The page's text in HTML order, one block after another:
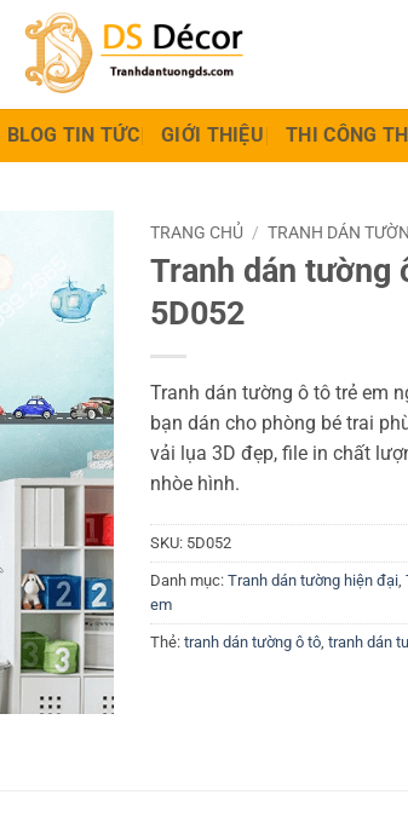
BLOG TIN TỨC GIỚI THIỆU THI CÔNG
TRANG CHỦ / TRANH DÁN
Tranh dán tường
5D052
Tranh dán tường ô tô trẻ em
bạn dán cho phòng bé trai
vải lụa 3D đẹp, file in chất
nhòe hình.
SKU: 5D052
Danh mục: Tranh dán tường hiện đại
em
Thẻ: tranh dán tường ô tô tranh dán